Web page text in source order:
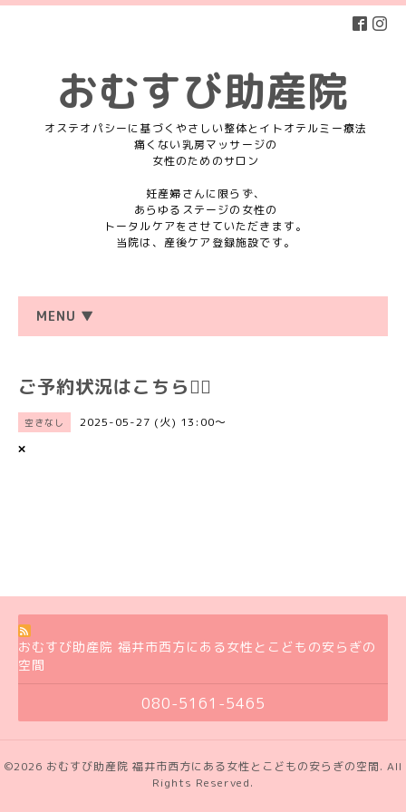
おむすび助産院
オステオパシーに基づくやさしい整体とイトオテルミー療法
痛くない乳房マッサージの
女性のためのサロン
妊産婦さんに限らず、
あらゆるステージの女性の
トータルケアをさせていただきます。
当院は、産後ケア登録施設です。
MENU ▼
ご予約状況はこちら💁‍♀️
空きなし 2025-05-27 (火) 13:00～
×
おむすび助産院 福井市西方にある女性とこどもの安らぎの
空間
080-5161-5465
©2026 おむすび助産院 福井市西方にある女性とこどもの安らぎの空間. All
Rights Reserved.